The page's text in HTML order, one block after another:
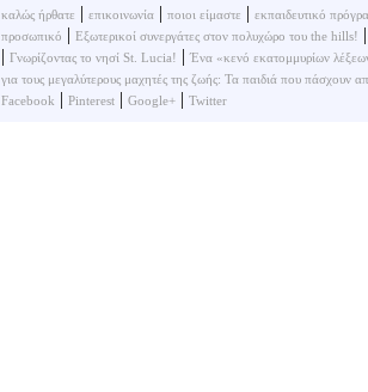
καλώς ήρθατε | επικοινωνία | ποιοι είμαστε | εκπαιδευτικό
προσωπικό | Εξωτερικοί συνεργάτες στον πολυχώρο του the hills!
| Γνωρίζοντας το νησί St. Lucia! |Ένα «κενό εκατομμυρίων
για τους μεγαλύτερους μαχητές της ζωής: Τα παιδιά που πάσχουν
Facebook | Pinterest | Google+ | Twitter